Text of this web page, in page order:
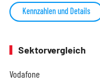
Kennzahlen und Details
Sektorvergleich
Vodafone